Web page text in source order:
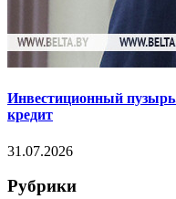
Инвестиционный
кредит
31.07.2026
Рубрики